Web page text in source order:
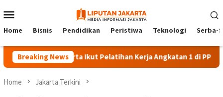
to
Menu
Home Bisnis Pendidikan Peristiwa Teknologi Serba-
Breaking News
140 Peserta Ikut Pelatihan Kerja Angkatan 1 di PPKD Jaksel
Home Jakarta Terkini